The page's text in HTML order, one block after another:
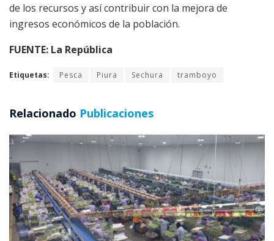
de los recursos y así contribuir con la mejora de
ingresos económicos de la población.
FUENTE: La República
Etiquetas: Pesca Piura Sechura tramboyo
Relacionado Publicaciones